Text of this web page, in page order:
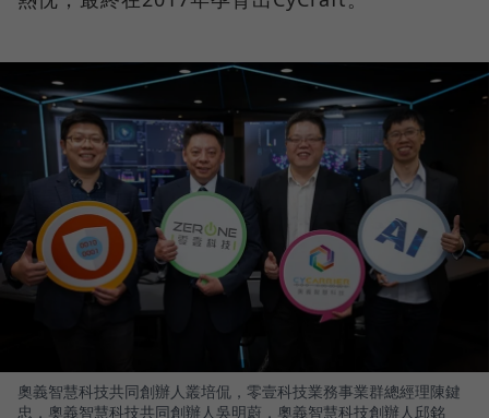
奧義智慧科技共同創辦人叢培侃，零壹科技業務事業群總經理陳鍵
忠，奧義智慧科技共同創辦人吳明蔚，奧義智慧科技創辦人邱銘